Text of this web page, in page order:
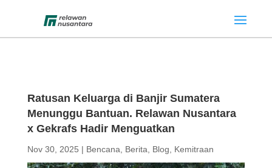
Ratusan Keluarga di Banjir Sumatera
Menunggu Bantuan. Relawan Nusantara
x Gekrafs Hadir Menguatkan
Nov 30, 2025 | Bencana Berita Blog Kemitraan